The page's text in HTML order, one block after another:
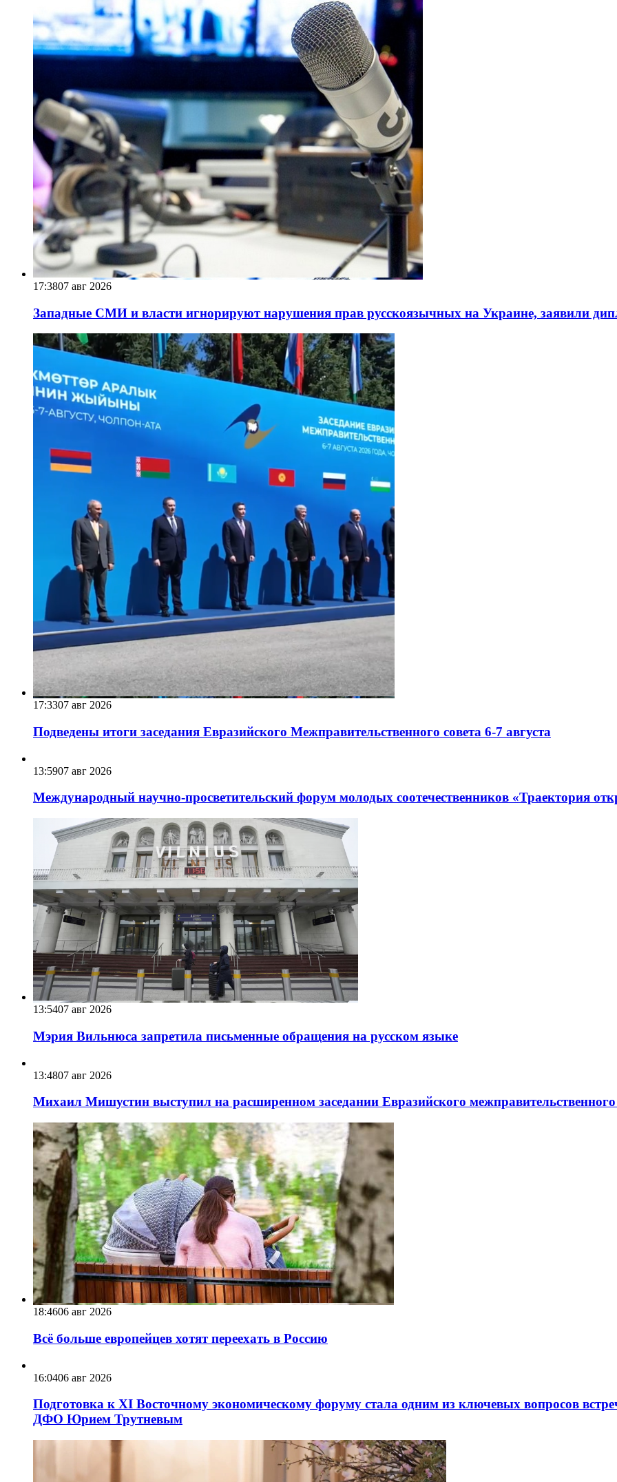
17:3807 авг 2026
Западные СМИ и власти игнорируют нарушения прав русскоязычных на Украине, заявили
17:3307 авг 2026
Подведены итоги заседания Евразийского Межправительственного совета 6-7 августа
13:5907 авг 2026
Международный научно-просветительский форум молодых соотечественников «Траектория
13:5407 авг 2026
Мэрия Вильнюса запретила письменные обращения на русском языке
13:4807 авг 2026
Михаил Мишустин выступил на расширенном заседании Евразийского
18:4606 авг 2026
Всё больше европейцев хотят переехать в Россию
16:0406 авг 2026
Подготовка к XI Восточному экономическому форуму стала одним из ключевых вопросов
ДФО Юрием Трутневым